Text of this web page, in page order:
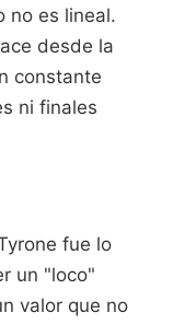
no es lineal.
desde la
constante
ni finales
fue lo
un "loco"
valor que no